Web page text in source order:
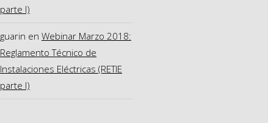
parte I)
guarin en Webinar Marzo 2018:
Reglamento Técnico de
Instalaciones Eléctricas (RETIE
parte I)